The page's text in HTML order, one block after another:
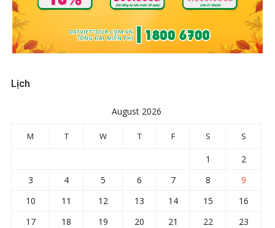
Lịch
August 2026
M T W T F S S
1
2
3
4 5 6 7 8
9
10
11 12 13 14 15
16
17
18 19 20 21 22
23